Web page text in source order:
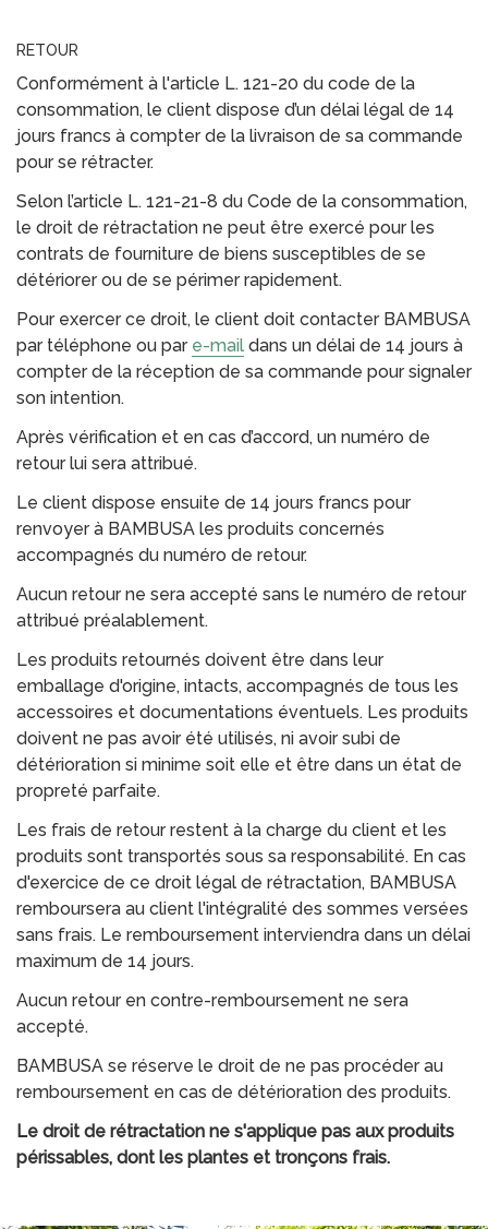
RETOUR
Conformément à l'article L. 121-20 du code de la
consommation, le client dispose d’un délai légal de 14
jours francs à compter de la livraison de sa commande
pour se rétracter.
Selon l’article L. 121-21-8 du Code de la consommation,
le droit de rétractation ne peut être exercé pour les
contrats de fourniture de biens susceptibles de se
détériorer ou de se périmer rapidement.
Pour exercer ce droit, le client doit contacter BAMBUSA
par téléphone ou par e-mail dans un délai de 14 jours à
compter de la réception de sa commande pour signaler
son intention.
Après vérification et en cas d’accord, un numéro de
retour lui sera attribué.
Le client dispose ensuite de 14 jours francs pour
renvoyer à BAMBUSA les produits concernés
accompagnés du numéro de retour.
Aucun retour ne sera accepté sans le numéro de retour
attribué préalablement.
Les produits retournés doivent être dans leur
emballage d'origine, intacts, accompagnés de tous les
accessoires et documentations éventuels. Les produits
doivent ne pas avoir été utilisés, ni avoir subi de
détérioration si minime soit elle et être dans un état de
propreté parfaite.
Les frais de retour restent à la charge du client et les
produits sont transportés sous sa responsabilité. En cas
d'exercice de ce droit légal de rétractation, BAMBUSA
remboursera au client l'intégralité des sommes versées
sans frais. Le remboursement interviendra dans un délai
maximum de 14 jours.
Aucun retour en contre-remboursement ne sera
accepté.
BAMBUSA se réserve le droit de ne pas procéder au
remboursement en cas de détérioration des produits.
Le droit de rétractation ne s'applique pas aux produits
périssables, dont les plantes et tronçons frais.